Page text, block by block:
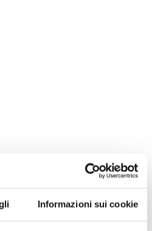
Informazioni sui cookie